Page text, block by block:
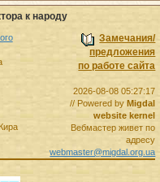
к народу
Замечания/
предложения
по работе сайта
2026-08-08 05:27:17
// Powered byMigdal
website kernel
Вебмастер живет по
адресу
webmaster@migdal.org.ua
Кира